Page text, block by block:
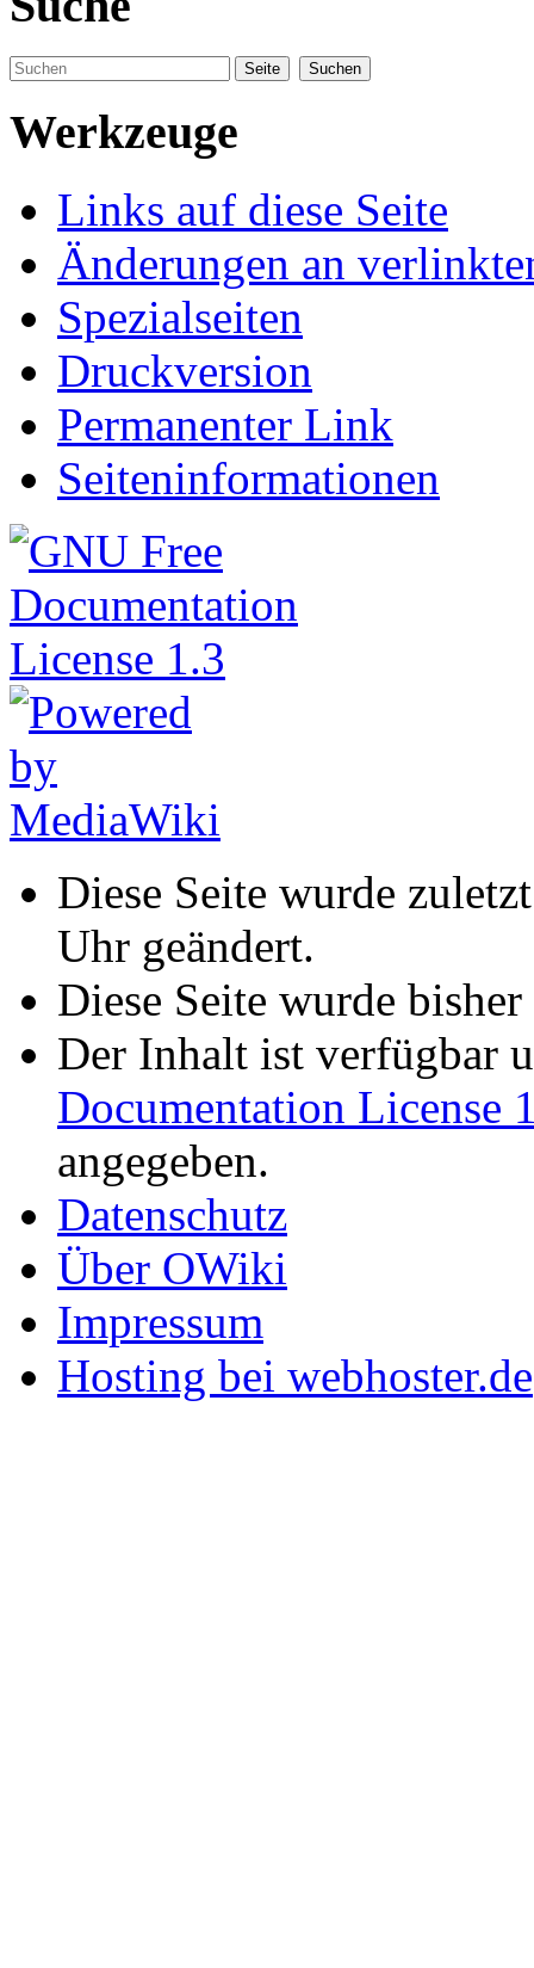
Werkzeuge
Links auf diese Seite
Änderungen an
Spezialseiten
Druckversion
Permanenter Link
Seiteninformationen
Diese Seite wurde
Uhr geändert.
Diese Seite wurde
Der Inhalt ist verfügbar
Documentation License
angegeben.
Datenschutz
Über OWiki
Impressum
Hosting bei webhoster.de